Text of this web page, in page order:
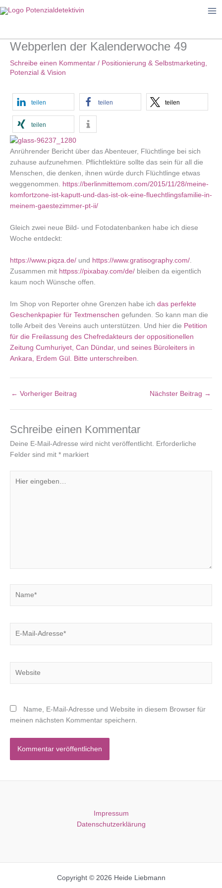
Inhalt
Webperlen der Kalenderwoche 49
Schreibe einen Kommentar / Positionierung & Selbstmarketing,
Potenzial & Vision
teilen teilen teilen
teilen
Anrührender Bericht über das Abenteuer, Flüchtlinge bei sich
zuhause aufzunehmen. Pflichtlektüre sollte das sein für all die
Menschen, die denken, ihnen würde durch Flüchtlinge etwas
weggenommen. https://berlinmittemom.com/2015/11/28/meine-
komfortzone-ist-kaputt-und-das-ist-ok-eine-fluechtlingsfamilie-in-
meinem-gaestezimmer-pt-ii/
Gleich zwei neue Bild- und Fotodatenbanken habe ich diese
Woche entdeckt:
https://www.piqza.de/ und https://www.gratisography.com/.
Zusammen mit httpss://pixabay.com/de/ bleiben da eigentlich
kaum noch Wünsche offen.
Im Shop von Reporter ohne Grenzen habe ich das perfekte
Geschenkpapier für Textmenschen gefunden. So kann man die
tolle Arbeit des Vereins auch unterstützen. Und hier die Petition
für die Freilassung des Chefredakteurs der oppositionellen
Zeitung Cumhuriyet, Can Dündar, und seines Büroleiters in
Ankara, Erdem Gül. Bitte unterschreiben
← Vorheriger Beitrag Nächster Beitrag →
Schreibe einen Kommentar
Deine E-Mail-Adresse wird nicht veröffentlicht. Erforderliche
Felder sind mit * markiert
eingeben…
Name, E-Mail-Adresse und Website in diesem Browser für
meinen nächsten Kommentar speichern.
Impressum
Datenschutzerklärung
Copyright © 2026 Heide Liebmann